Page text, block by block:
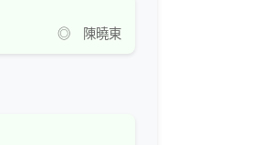
◎ 陳曉東